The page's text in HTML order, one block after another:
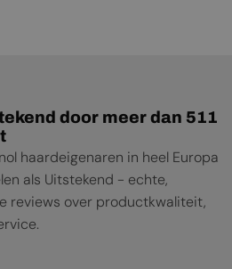
door meer dan 511
haardeigenaren in heel Europa
als Uitstekend - echte,
reviews over productkwaliteit,